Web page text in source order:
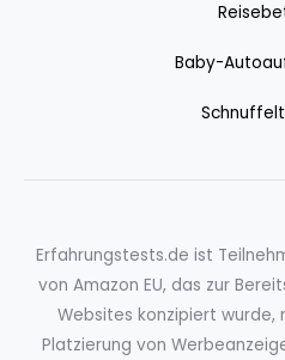
Baby-
Erfahrungstests.de ist
von Amazon EU, das zur
Websites konzipiert wurde,
Platzierung von